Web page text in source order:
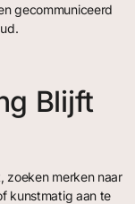
gecommuniceerd
Blijft
zoeken merken naar
kunstmatig aan te